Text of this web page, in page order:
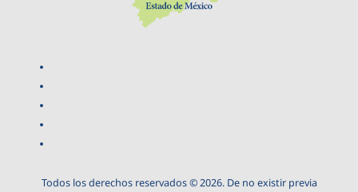
Todos los derechos reservados © 2026. De no existir previa